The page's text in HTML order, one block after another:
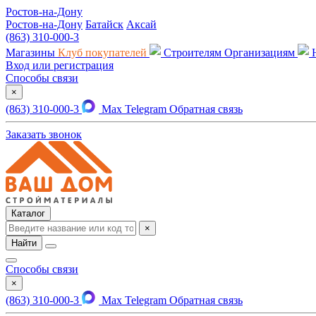
Ростов-на-Дону
Ростов-на-Дону Батайск Аксай
(863) 310-000-3
Магазины Клуб покупателей Строителям Организациям
Вход или регистрация
Способы связи
×
(863) 310-000-3 Max Telegram Обратная связь
Заказать звонок
Каталог
×
Найти
Способы связи
×
(863) 310-000-3 Max Telegram Обратная связь